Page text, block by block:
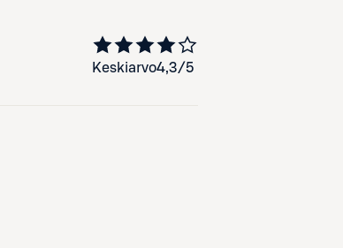
Keskiarvo4,3/5